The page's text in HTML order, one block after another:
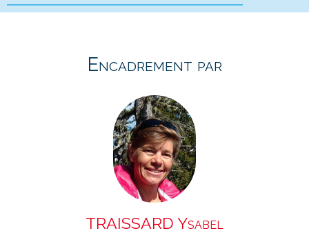
Encadrement par
TRAISSARD Ysabel